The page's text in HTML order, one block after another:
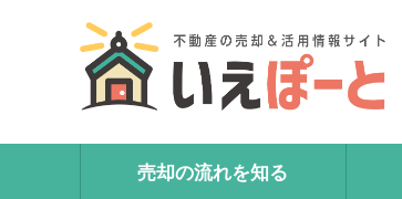
売却の流れを知る